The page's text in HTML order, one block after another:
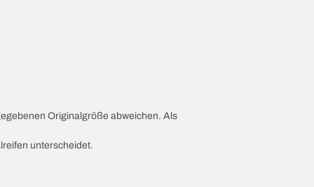
Originalgröße abweichen. Als
unterscheidet.